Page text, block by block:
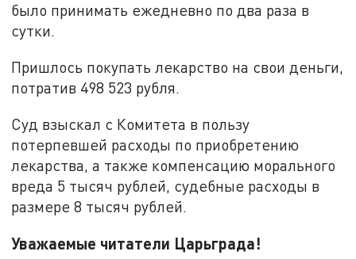
было принимать ежедневно по два раза в
сутки.
Пришлось покупать лекарство на свои деньги,
потратив 498 523 рубля.
Суд взыскал с Комитета в пользу
потерпевшей расходы по приобретению
лекарства, а также компенсацию морального
вреда 5 тысяч рублей, судебные расходы в
размере 8 тысяч рублей.
Уважаемые читатели Царьграда!